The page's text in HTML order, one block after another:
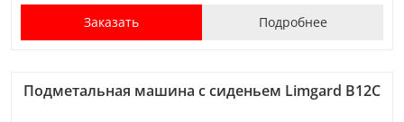
Заказать Подробнее
Подметальная машина с сиденьем Limgard B12C